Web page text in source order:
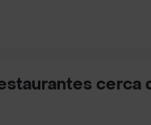
cerca